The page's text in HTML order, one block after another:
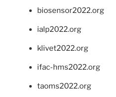
biosensor2022.org
ialp2022.org
klivet2022.org
ifac-hms2022.org
taoms2022.org